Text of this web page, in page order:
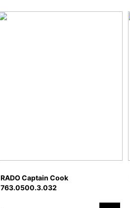
RADO Captain Cook
763.0500.3.032